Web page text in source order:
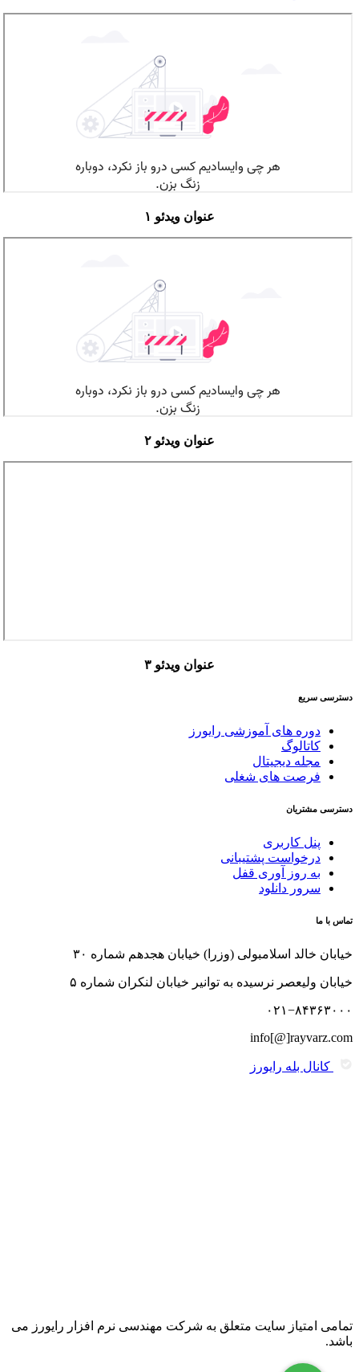
عنوان ویدئو ۱
عنوان ویدئو ۲
عنوان ویدئو ۳
دسترسی سریع
دوره های آموزشی رایورز
کاتالوگ
مجله دیجیتال
فرصت های شغلی
دسترسی مشتریان
پنل کاربری
درخواست پشتیبانی
به روز آوری قفل
سرور دانلود
تماس با ما
خیابان خالد اسلامبولی (وزرا) خیابان هجدهم شماره ۳۰
خیابان ولیعصر نرسیده به توانیر خیابان لنکران شماره ۵
۰۲۱−۸۴۳۶۳۰۰۰
info[@]rayvarz.com
کانال بله رایورز
تمامی امتیاز سایت متعلق به شرکت مهندسی نرم افزار رایورز می
باشد.